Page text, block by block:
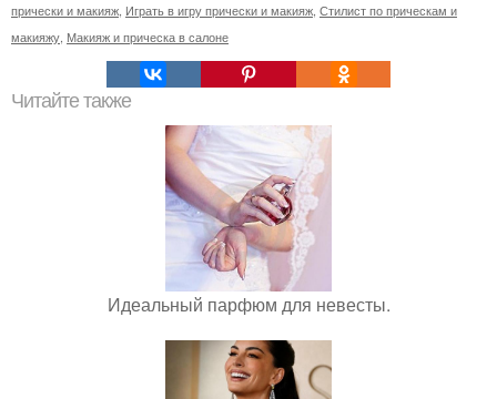
прически и макияж, Играть в игру прически и макияж, Стилист по прическам и
макияжу, Макияж и прическа в салоне
Читайте также
Идеальный парфюм для невесты.